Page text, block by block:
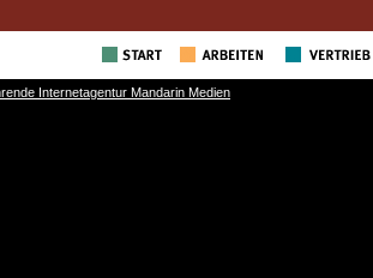
Internetagentur Mandarin Medien